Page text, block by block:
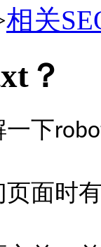
相关
？
一下
面时